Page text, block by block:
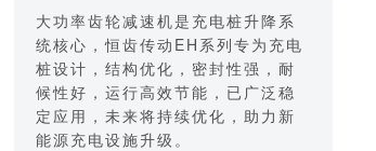
大功率齿轮减速机是充电桩升降系
统核心，恒齿传动EH系列专为充电
桩设计，结构优化，密封性强，耐
候性好，运行高效节能，已广泛稳
定应用，未来将持续优化，助力新
能源充电设施升级。